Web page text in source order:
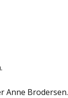
Anne Brodersen.